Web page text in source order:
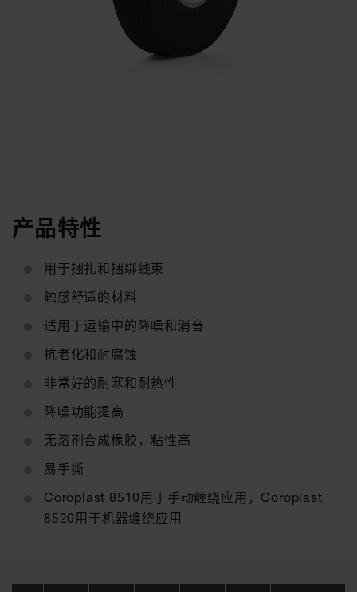
产品特性
用于捆扎和捆绑线束
触感舒适的材料
适用于运输中的降噪和消音
抗老化和耐腐蚀
非常好的耐寒和耐热性
降噪功能提高
无溶剂合成橡胶，粘性高
易手撕
Coroplast 8510用于手动缠绕应用，Coroplast
8520用于机器缠绕应用